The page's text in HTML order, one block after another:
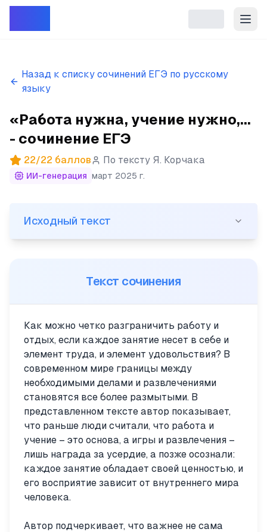
Назад к списку сочинений ЕГЭ по русскому
языку
«Работа нужна, учение нужно,...
- сочинение ЕГЭ
22/22 баллов По тексту Я. Корчака
ИИ-генерация март 2025 г.
(1)«Работа нужна, учение нужно, а развлечения -
Исходный текст
Текст сочинения
Как можно четко разграничить работу и
отдых, если каждое занятие несет в себе и
элемент труда, и элемент удовольствия? В
современном мире границы между
необходимыми делами и развлечениями
становятся все более размытыми. В
представленном тексте автор показывает,
что раньше люди считали, что работа и
учение – это основа, а игры и развлечения –
лишь награда за усердие, а позже осознали:
каждое занятие обладает своей ценностью, и
его восприятие зависит от внутреннего мира
человека.
Автор подчеркивает, что важнее не сама